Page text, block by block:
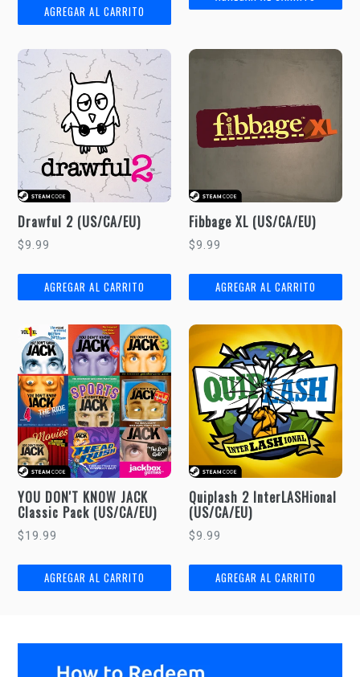
Drawful 2 (US/CA/EU)
Precio
$9.99
Fibbage XL (US/CA/EU)
Precio
$9.99
YOU DON'T KNOW JACK
Classic Pack (US/CA/EU)
Precio
$19.99
Quiplash 2 InterLASHional
(US/CA/EU)
Precio
$9.99